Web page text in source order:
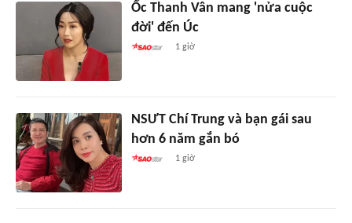
Ốc Thanh Vân mang 'nửa cuộc
đời' đến Úc
1 giờ
NSƯT Chí Trung và bạn gái sau
hơn 6 năm gắn bó
1 giờ